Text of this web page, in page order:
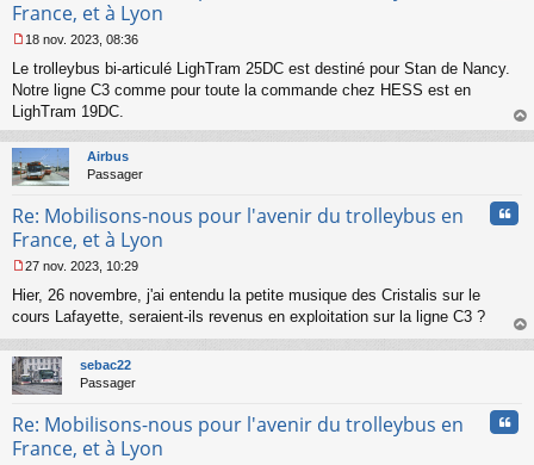
France, et à Lyon
e
s
s
a
g
e
n
n
u
18 nov. 2023, 08:36
Le trolleybus bi-articulé LighTram 25DC est destiné pour Stan de Nancy.
Notre ligne C3 comme pour toute la commande chez HESS est en
LighTram 19DC.
au
Airbus
Passager
Re: Mobilisons-nous pour l'avenir du trolleybus en
France, et à Lyon
e
s
a
g
e
o
27 nov. 2023, 10:29
Hier, 26 novembre, j'ai entendu la petite musique des Cristalis sur le
cours Lafayette, seraient-ils revenus en exploitation sur la ligne C3 ?
au
sebac22
Passager
Re: Mobilisons-nous pour l'avenir du trolleybus en
France, et à Lyon